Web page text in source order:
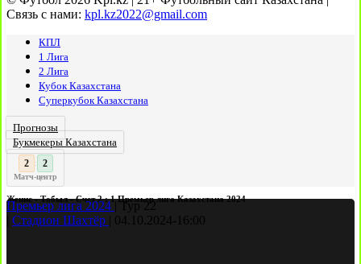
Связь с нами: kpl.kz2022@gmail.com
КПЛ
1 Лига
2 Лига
Кубок Казахстана
Суперкубок Казахстана
Прогнозы
Букмекеры Казахстана
3 : 2
Матч-центр
Женис - Тобыл - Счет 2 : 1 Премьер лига Казахстана 2024
Премьер лига 2024
Тур 22
Стадион Шахтёр 04.10.2024- 16:00